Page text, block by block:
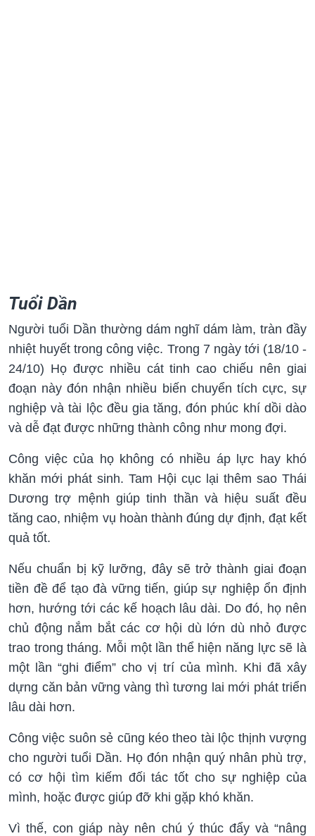
Tuổi Dần
Người tuổi Dần thường dám nghĩ dám làm, tràn đầy
nhiệt huyết trong công việc. Trong 7 ngày tới (18/10 -
24/10) Họ được nhiều cát tinh cao chiếu nên giai
đoạn này đón nhận nhiều biến chuyển tích cực, sự
nghiệp và tài lộc đều gia tăng, đón phúc khí dồi dào
và dễ đạt được những thành công như mong đợi.
Công việc của họ không có nhiều áp lực hay khó
khăn mới phát sinh. Tam Hội cục lại thêm sao Thái
Dương trợ mệnh giúp tinh thần và hiệu suất đều
tăng cao, nhiệm vụ hoàn thành đúng dự định, đạt kết
quả tốt.
Nếu chuẩn bị kỹ lưỡng, đây sẽ trở thành giai đoạn
tiền đề để tạo đà vững tiến, giúp sự nghiệp ổn định
hơn, hướng tới các kế hoạch lâu dài. Do đó, họ nên
chủ động nắm bắt các cơ hội dù lớn dù nhỏ được
trao trong tháng. Mỗi một lần thể hiện năng lực sẽ là
một lần “ghi điểm” cho vị trí của mình. Khi đã xây
dựng căn bản vững vàng thì tương lai mới phát triển
lâu dài hơn.
Công việc suôn sẻ cũng kéo theo tài lộc thịnh vượng
cho người tuổi Dần. Họ đón nhận quý nhân phù trợ,
có cơ hội tìm kiếm đối tác tốt cho sự nghiệp của
mình, hoặc được giúp đỡ khi gặp khó khăn.
Vì thế, con giáp này nên chú ý thúc đẩy và “nâng